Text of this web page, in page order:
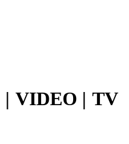
| VIDEO | TV